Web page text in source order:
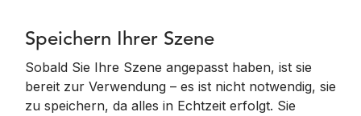
Speichern Ihrer Szene
Sobald Sie Ihre Szene angepasst haben, ist sie
bereit zur Verwendung – es ist nicht notwendig, sie
zu speichern, da alles in Echtzeit erfolgt. Sie